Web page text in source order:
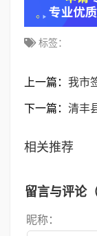
标签：
上一篇： 我市
下一篇： 清丰
相关推荐
留言与评论
昵称：